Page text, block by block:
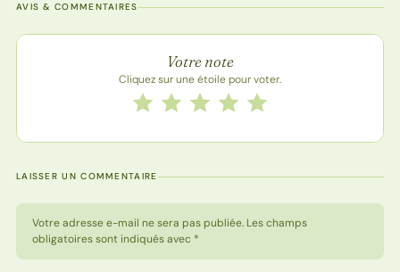
AVIS & COMMENTAIRES
Note de la recette
Votre note
Cliquez sur une étoile pour voter.
Notez cette recette de 1 à 5 étoiles
5 étoiles
4 étoiles
3 étoiles
2 étoiles
1 étoile
LAISSER UN COMMENTAIRE
Votre adresse e-mail ne sera pas publiée. Les champs
obligatoires sont indiqués avec *